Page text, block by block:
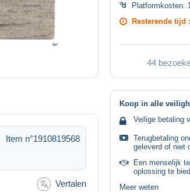
Platformkosten:
Resterende tijd :
44
Item n°1910819568
Vertalen
Koop in alle
Veilige betaling
Terugbetaling
geleverd of niet
Een menselijk
oplossing te
Meer weten